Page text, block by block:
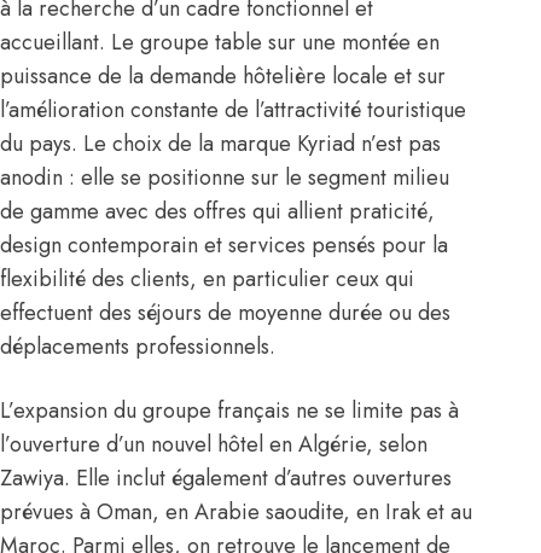
à la recherche d’un cadre fonctionnel et
accueillant. Le groupe table sur une montée en
puissance de la demande hôtelière locale et sur
l’amélioration constante de l’attractivité touristique
du pays. Le choix de la marque Kyriad n’est pas
anodin : elle se positionne sur le segment milieu
de gamme avec des offres qui allient praticité,
design contemporain et services pensés pour la
flexibilité des clients, en particulier ceux qui
effectuent des séjours de moyenne durée ou des
déplacements professionnels.
L’expansion du groupe français ne se limite pas à
l’ouverture d’un nouvel hôtel en Algérie, selon
Zawiya. Elle inclut également d’autres ouvertures
prévues à Oman, en Arabie saoudite, en Irak et au
Maroc. Parmi elles, on retrouve le lancement de